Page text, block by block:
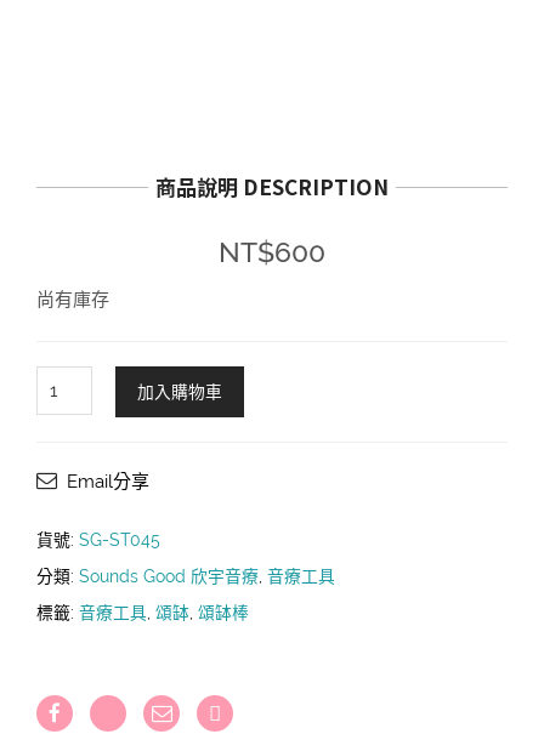
商品說明 DESCRIPTION
NT$600
尚有庫存
Good®
泊
羊
氈
頌
(M)
加入購物車
Email分享
貨號: SG-ST045
分類: Sounds Good 欣宇音療 音療工具
標籤: 音療工具 頌缽 頌缽棒